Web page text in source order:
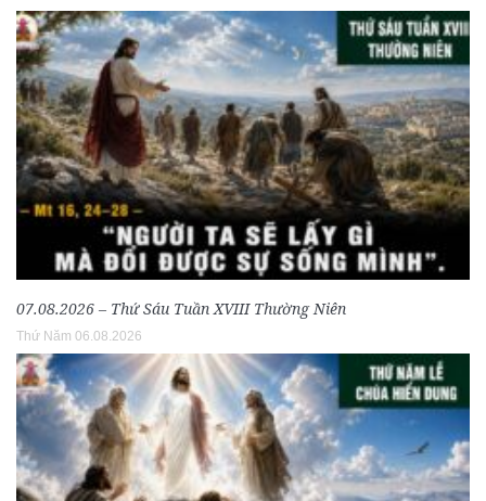
07.08.2026 – Thứ Sáu Tuần XVIII Thường Niên
Thứ Năm 06.08.2026